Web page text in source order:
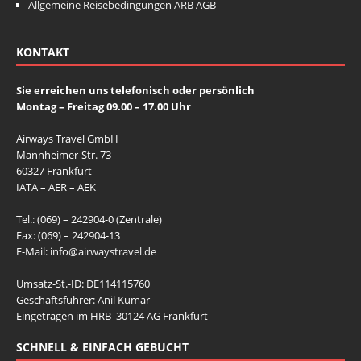
k
Allgemeine Reisebedingungen ARB AGB
KONTAKT
Sie erreichen uns telefonisch oder persönlich
Montag – Freitag 09.00 – 17.00 Uhr
Airways Travel GmbH
Mannheimer-Str. 73
60327 Frankfurt
IATA – AER – AEK
Tel.: (069) – 242904-0 (Zentrale)
Fax: (069) – 242904-13
E-Mail: info@airwaystravel.de
Umsatz-St.-ID: DE114115760
Geschäftsführer: Anil Kumar
Eingetragen im HRB 30124 AG Frankfurt
SCHNELL & EINFACH GEBUCHT